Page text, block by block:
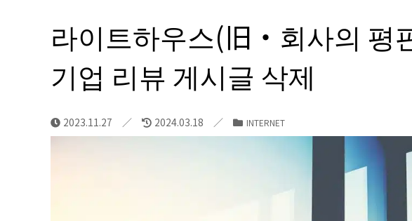
라이트하우스(旧・회사의 평
기업 리뷰 게시글 삭제
2023.11.27 2024.03.18 INTERNET